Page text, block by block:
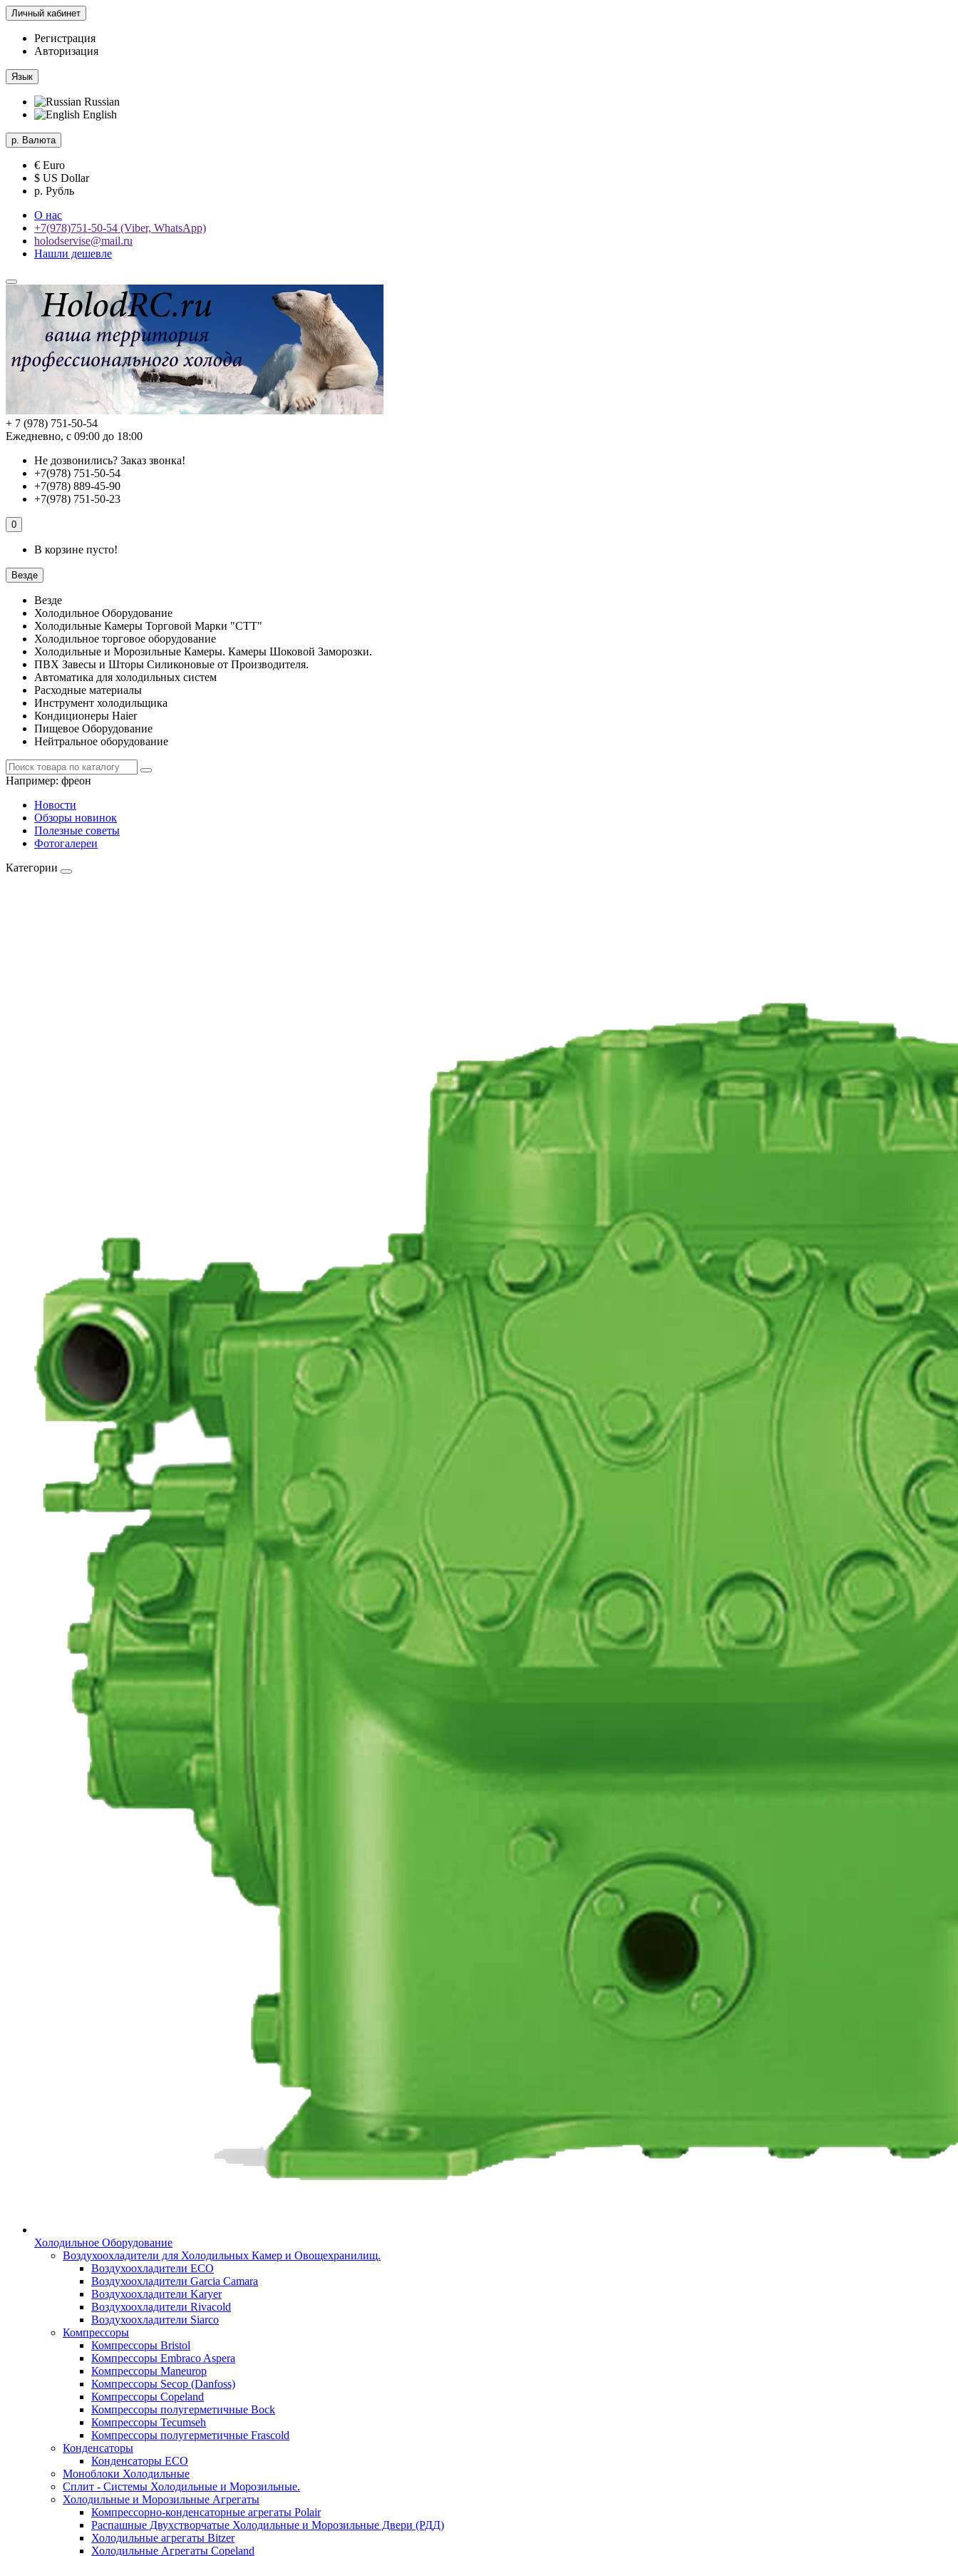
Личный кабинет
Регистрация
Авторизация
Язык
Russian
English
р. Валюта
€ Euro
$ US Dollar
р. Рубль
О нас
+7(978)751-50-54 (Viber, WhatsApp)
holodservise@mail.ru
Нашли дешевле
+ 7 (978) 751-50-54
Ежедневно, с 09:00 до 18:00
Не дозвонились? Заказ звонка!
+7(978) 751-50-54
+7(978) 889-45-90
+7(978) 751-50-23
0
В корзине пусто!
Везде
Везде
Холодильное Оборудование
Холодильные Камеры Торговой Марки "СТТ"
Холодильное торговое оборудование
Холодильные и Морозильные Камеры. Камеры Шоковой Заморозки.
ПВХ Завесы и Шторы Силиконовые от Производителя.
Автоматика для холодильных систем
Расходные материалы
Инструмент холодильщика
Кондиционеры Haier
Пищевое Оборудование
Нейтральное оборудование
Например: фреон
Новости
Обзоры новинок
Полезные советы
Фотогалереи
Категории
Холодильное Оборудование
Воздухоохладители для Холодильных Камер и Овощехранилищ.
Воздухоохладители ECO
Воздухоохладители Garcia Camara
Воздухоохладители Karyer
Воздухоохладители Rivacold
Воздухоохладители Siarco
Компрессоры
Компрессоры Bristol
Компрессоры Embraco Aspera
Компрессоры Maneurop
Компрессоры Secop (Danfoss)
Компрессоры Copeland
Компрессоры полугерметичные Bock
Компрессоры Tecumseh
Компрессоры полугерметичные Frascold
Конденсаторы
Конденсаторы ECO
Моноблоки Холодильные
Сплит - Системы Холодильные и Морозильные.
Холодильные и Морозильные Агрегаты
Компрессорно-конденсаторные агрегаты Polair
Распашные Двухстворчатые Холодильные и Морозильные Двери (РДД)
Холодильные агрегаты Bitzer
Холодильные Агрегаты Copeland